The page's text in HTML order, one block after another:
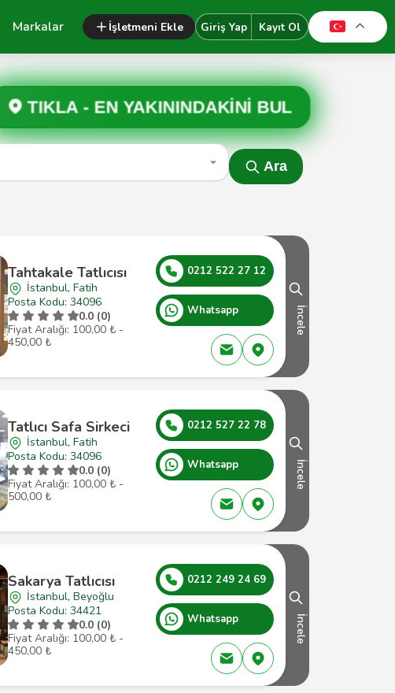
Markalar İşletmeni Ekle Giriş Yap Kayıt Ol
TIKLA -EN YAKININDAKİNİ BUL
Ara
Tahtakale Tatlıcısı
İstanbul, Fatih
Posta Kodu: 34096
0.0 (0)
Fiyat Aralığı: 100,00 ₺ -
450,00 ₺
0212 522 27 12
Whatsapp İncele
Tatlıcı Safa Sirkeci
İstanbul, Fatih
Posta Kodu: 34096
0.0 (0)
Fiyat Aralığı: 100,00 ₺ -
500,00 ₺
0212 527 22 78
Whatsapp İncele
Sakarya Tatlıcısı
İstanbul, Beyoğlu
Posta Kodu: 34421
0.0 (0)
Fiyat Aralığı: 100,00 ₺ -
450,00 ₺
0212 249 24 69
Whatsapp İncele